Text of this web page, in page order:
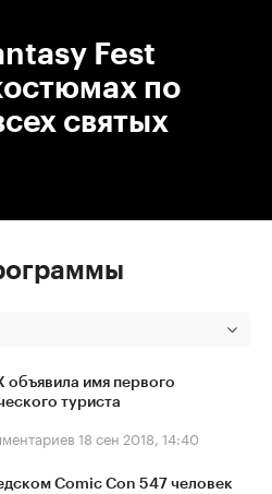
Fest
по
святых
объявила имя первого
туриста
18 сен 2018, 14:40
Comic Con 547 человек